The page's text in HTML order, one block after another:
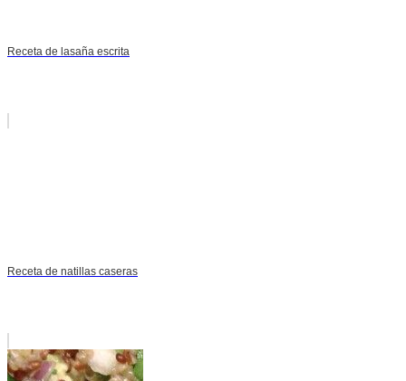
Receta de lasaña escrita
Receta de natillas caseras